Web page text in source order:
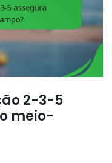
2-3-5
meio-